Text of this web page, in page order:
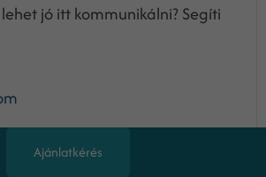
jó itt kommunikálni? Segíti
Ajánlatkérés